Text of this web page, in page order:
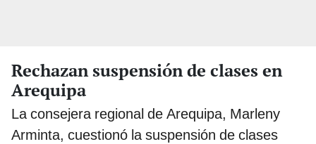
Rechazan suspensión de clases en
Arequipa
La consejera regional de Arequipa, Marleny
Arminta, cuestionó la suspensión de clases